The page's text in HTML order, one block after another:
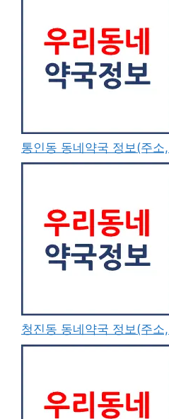
통인동 동네약국 정보(주소
청진동 동네약국 정보(주소